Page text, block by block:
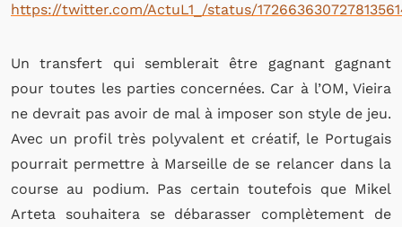
https://twitter.com/ActuL1_/status/
Un transfert qui semblerait être gagnant gagnant
pour toutes les parties concernées. Car à l’OM, Vieira
ne devrait pas avoir de mal à imposer son style de jeu.
Avec un profil très polyvalent et créatif, le Portugais
pourrait permettre à Marseille de se relancer dans la
course au podium. Pas certain toutefois que Mikel
Arteta souhaitera se débarasser complètement de